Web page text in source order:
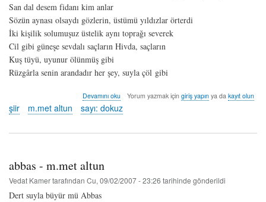
San dal desem fidanı kim anlar
Sözün aynası olsaydı gözlerin, üstümü yıldızlar örterdi
İki kişilik solumuşuz üstelik aynı toprağı severek
Cil gibi güneşe sevdalı saçların Hivda, saçların
Kuş tüyü, uyunur ölünmüş gibi
Rüzgârla senin arandadır her şey, suyla çöl gibi
hivda
m.met
hakkında
Devamını oku Yorum yazmak için giriş yapınya da kayıt olun
şiir m.met altun sayı: dokuz
abbas - m.met altun
Vedat Kamertarafından Cu, 09/02/2007 - 23:26 tarihinde gönderildi
Dert suyla büyür mü Abbas